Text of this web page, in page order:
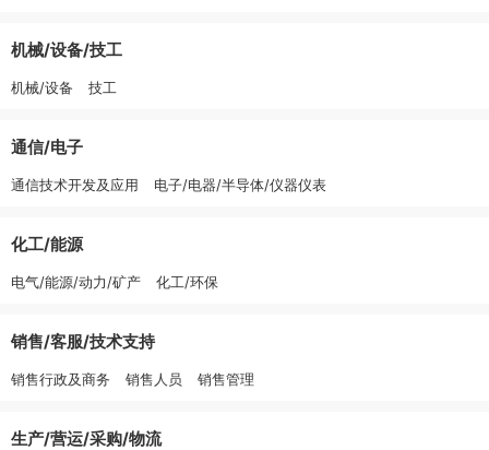
机械/设备/技工
机械/设备 技工
通信/电子
通信技术开发及应用 电子/电器/半导体/仪器仪表
化工/能源
电气/能源/动力/矿产 化工/环保
销售/客服/技术支持
销售行政及商务 销售人员 销售管理
生产/营运/采购/物流